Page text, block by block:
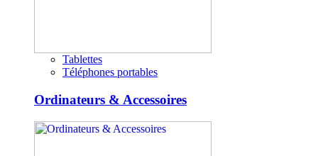
Tablettes
Téléphones portables
Ordinateurs & Accessoires